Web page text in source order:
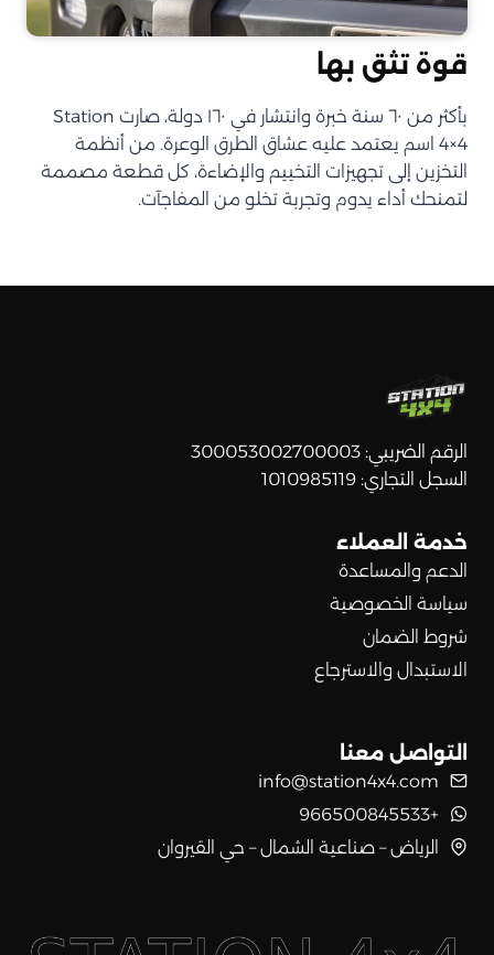
قوة تثق بها
بأكثر من ٦٠ سنة خبرة وانتشار في ١٦٠ دولة، صارت Station
4×4 اسم يعتمد عليه عشاق الطرق الوعرة. من أنظمة
التخزين إلى تجهيزات التخييم والإضاءة، كل قطعة مصممة
لتمنحك أداء يدوم وتجربة تخلو من المفاجآت.
الرقم الضريبي: 300053002700003
السجل التجاري: 1010985119
خدمة العملاء
الدعم والمساعدة
سياسة الخصوصية
شروط الضمان
الاستبدال والاسترجاع
التواصل معنا
info@station4x4.com
+966500845533
الرياض – صناعية الشمال – حي القيروان